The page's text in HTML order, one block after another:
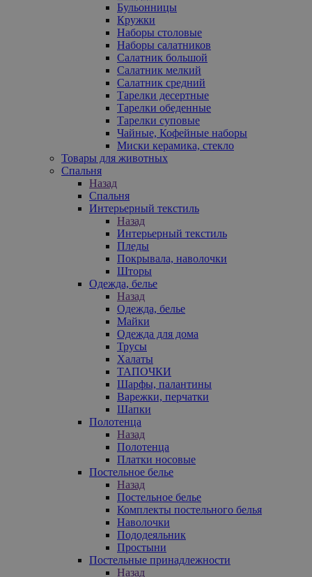
Бульонницы
Кружки
Наборы столовые
Наборы салатников
Салатник большой
Салатник мелкий
Салатник средний
Тарелки десертные
Тарелки обеденные
Тарелки суповые
Чайные, Кофейные наборы
Миски керамика, стекло
Товары для животных
Спальня
Назад
Спальня
Интерьерный текстиль
Назад
Интерьерный текстиль
Пледы
Покрывала, наволочки
Шторы
Одежда, белье
Назад
Одежда, белье
Майки
Одежда для дома
Трусы
Халаты
ТАПОЧКИ
Шарфы, палантины
Варежки, перчатки
Шапки
Полотенца
Назад
Полотенца
Платки носовые
Постельное белье
Назад
Постельное белье
Комплекты постельного белья
Наволочки
Пододеяльник
Простыни
Постельные принадлежности
Назад